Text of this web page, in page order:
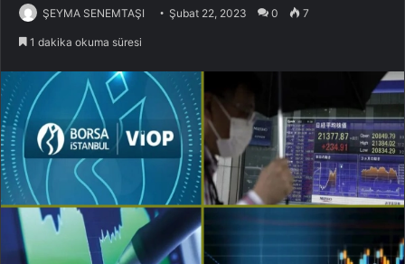
ŞEYMA SENEMTAŞI Şubat 22, 2023 0 7
1 dakika okuma süresi